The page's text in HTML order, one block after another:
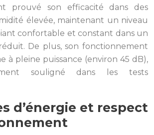
prouvé son efficacité dans des
élevée, maintenant un niveau
confortable et constant dans un
De plus, son fonctionnement
à pleine puissance (environ 45 dB),
souligné dans les tests
d’énergie et respect